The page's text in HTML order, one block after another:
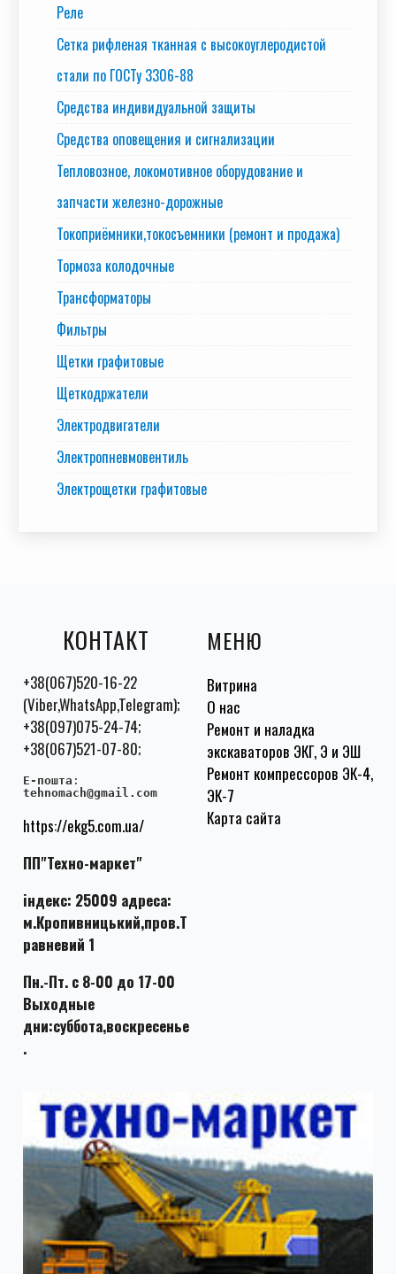
Реле
Сетка рифленая тканная с высокоуглеродистой
стали по ГОСТу 3306-88
Средства индивидуальной защиты
Средства оповещения и сигнализации
Тепловозное, локомотивное оборудование и
запчасти железно-дорожные
Токоприёмники,токосъемники (ремонт и продажа)
Тормоза колодочные
Трансформаторы
Фильтры
Щетки графитовые
Щеткодржатели
Электродвигатели
Электропневмовентиль
Электрощетки графитовые
КОНТАКТ
+38(067)520-16-22
(Viber,WhatsApp,Telegram);
+38(097)075-24-74;
+38(067)521-07-80;
E-пошта :
tehnomach@gmail.com
https://ekg5.com.ua/
ПП"Техно-маркет"
індекс: 25009 адреса:
м.Кропивницький,пров.Т
равневий 1
Пн.-Пт. с 8-00 до 17-00
Выходные
дни:суббота,воскресенье
.
МЕНЮ
Витрина
О нас
Ремонт и наладка
экскаваторов ЭКГ, Э и ЭШ
Ремонт компрессоров ЭК-4,
ЭК-7
Карта сайта